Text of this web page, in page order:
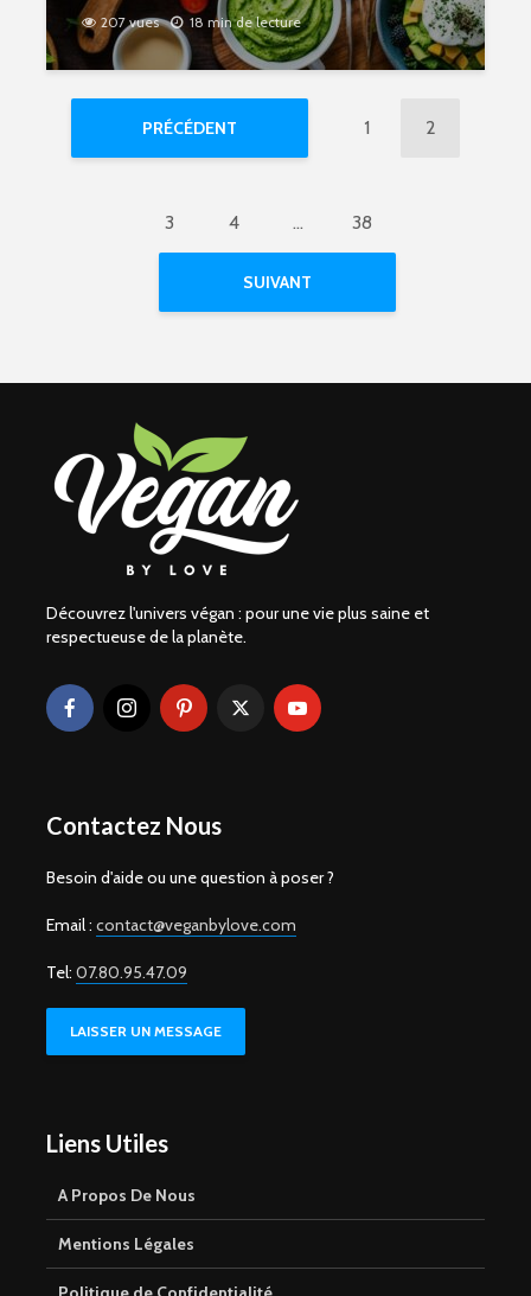
207 vues 18 min de lecture
PRÉCÉDENT 1 2
3 4 … 38
SUIVANT
Découvrez l'univers végan : pour une vie plus saine et
respectueuse de la planète.
Contactez Nous
Besoin d'aide ou une question à poser ?
Email : contact@veganbylove.com
Tel: 07.80.95.47.09
LAISSER UN MESSAGE
Liens Utiles
A Propos De Nous
Mentions Légales